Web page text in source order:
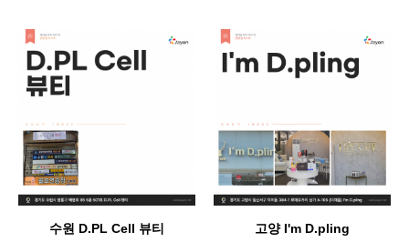
수원 D.PL Cell 뷰티 고양 I'm D.pling